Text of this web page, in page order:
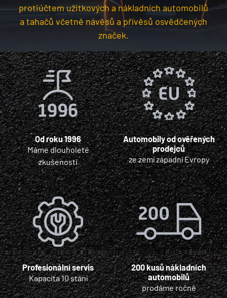
protiúčtem užitkových a nákladních automobilů
a tahačů včetně návěsů a přívěsů osvědčených
značek.
Od roku 1996
Máme dlouholeté
zkušenosti
Automobily od ověřených
prodejců
ze zemí západní Evropy
Profesionální servis
Kapacita 10 stání
200 kusů nákladních
automobilů
prodáme ročně